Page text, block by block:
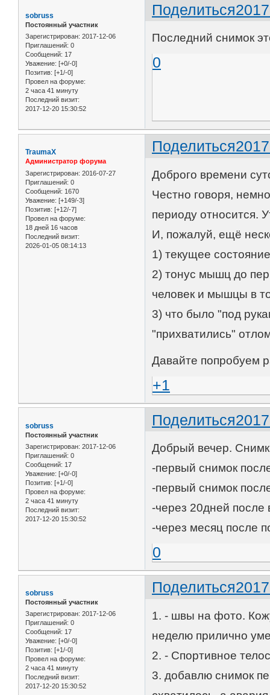
Поделиться
sobruss
Постоянный участник
Зарегистрирован: 2017-12-06
Приглашений: 0
Сообщений: 17
Уважение: [+0/-0]
Позитив: [+1/-0]
Провел на форуме:
2 часа 41 минуту
Последний визит:
2017-12-20 15:30:52
Последний снимок
0
Поделиться
TraumaX
Администратор форума
Зарегистрирован: 2016-07-27
Приглашений: 0
Сообщений: 1670
Уважение: [+149/-3]
Позитив: [+12/-7]
Провел на форуме:
18 дней 16 часов
Последний визит:
2026-01-05 08:14:13
Доброго времени
Честно говоря,
периоду относится.
И, пожалуй, ещё
1) текущее
2) тонус мышц до
человек и мышцы в
3) что было "под
"прихватились"
Давайте попробуем
+1
Поделиться
sobruss
Постоянный участник
Зарегистрирован: 2017-12-06
Приглашений: 0
Сообщений: 17
Уважение: [+0/-0]
Позитив: [+1/-0]
Провел на форуме:
2 часа 41 минуту
Последний визит:
2017-12-20 15:30:52
Добрый вечер.
-первый снимок
-первый снимок
-через 20дней
-через месяц после
0
Поделиться
sobruss
Постоянный участник
Зарегистрирован: 2017-12-06
Приглашений: 0
Сообщений: 17
Уважение: [+0/-0]
Позитив: [+1/-0]
Провел на форуме:
2 часа 41 минуту
Последний визит:
2017-12-20 15:30:52
1. - швы на фото.
неделю прилично
2. - Спортивное
3. добавлю снимок